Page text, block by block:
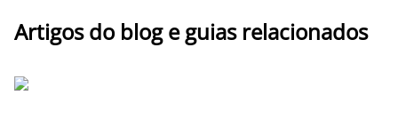
Artigos do blog e guias relacionados